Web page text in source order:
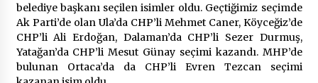
9 ay ago
Seydikemer Belediye Meclisi Ekim Ayı
Toplantısı Yapıldı
2 yıl ago
belediye başkanı seçilen isimler oldu. Geçtiğimiz seçimde
Ak Parti’de olan Ula’da CHP’li Mehmet Caner, Köyceğiz’de
CHP’li Ali Erdoğan, Dalaman’da CHP’li Sezer Durmuş,
Yatağan’da CHP’li Mesut Günay seçimi kazandı. MHP’de
bulunan Ortaca’da da CHP’li Evren Tezcan seçimi